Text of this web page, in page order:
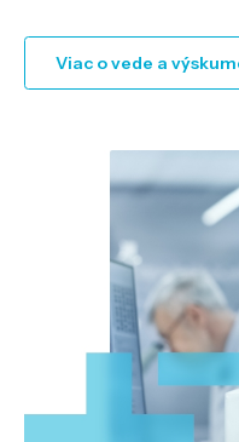
Viac o vede a